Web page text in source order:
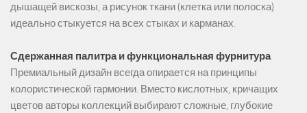
дышащей вискозы, а рисунок ткани (клетка или полоска)
идеально стыкуется на всех стыках и карманах.
Сдержанная палитра и функциональная фурнитура
Премиальный дизайн всегда опирается на принципы
колористической гармонии. Вместо кислотных, кричащих
цветов авторы коллекций выбирают сложные, глубокие